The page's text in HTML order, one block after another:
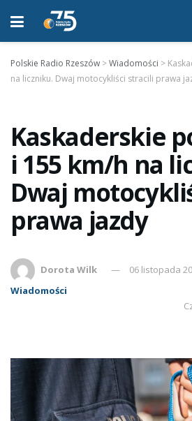
Polskie Radio Rzeszów >Wiadomości >
na liczniku. Dwaj motocykliści stracili prawa
Kaskaderskie
i 155 km/h na
Dwaj
prawa jazdy
Dorota Wilk
06 listopada
Wiadomości